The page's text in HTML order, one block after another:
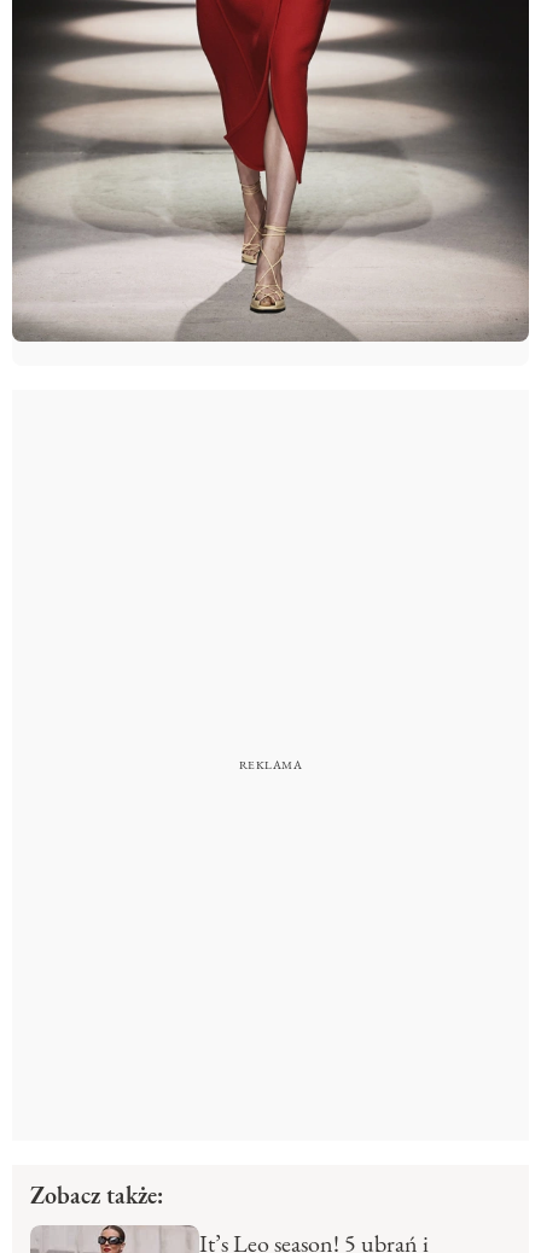
Zobacz także:
It’s Leo season! 5 ubrań i